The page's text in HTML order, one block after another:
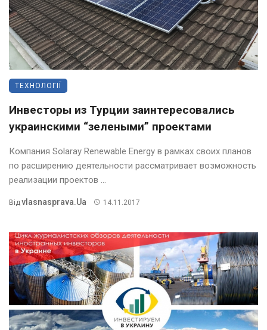
ТЕХНОЛОГІЇ
Инвесторы из Турции заинтересовались
украинскими “зелеными” проектами
Компания Solaray Renewable Energy в рамках своих планов
по расширению деятельности рассматривает возможность
реализации проектов ...
Від Vlasnasprava.ua 14.11.2017